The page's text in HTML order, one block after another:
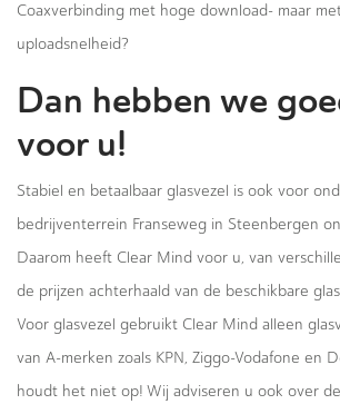
Coaxverbinding met hoge download- maar
uploadsnelheid?
Dan hebben we
voor u!
Stabiel en betaalbaar glasvezel is ook voor
bedrijventerrein Franseweg in Steenbergen
Daarom heeft Clear Mind voor u, van
de prijzen achterhaald van de beschikbare
Voor glasvezel gebruikt Clear Mind alleen
van A-merken zoals KPN, Ziggo-Vodafone en
houdt het niet op! Wij adviseren u ook over